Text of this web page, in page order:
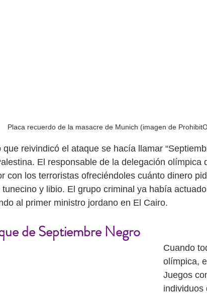
Placa recuerdo de la masacre de Munich (imagen de
que reivindicó el ataque se hacía llamar
El responsable de la delegación olímpica
con los terroristas ofreciéndoles cuánto dinero
tunecino y libio. El grupo criminal ya había
al primer ministro jordano en El Cairo.
de Septiembre Negro
Cuando
olímpica,
Juegos
individuos